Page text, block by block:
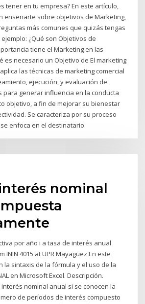
tener en tu empresa? En este artículo,
enseñarte sobre objetivos de Marketing,
más comunes que quizás tengas
¿Qué son Objetivos de
tiene el Marketing en las
es necesario un Objetivo de El marketing
las técnicas de marketing comercial
ejecución, y evaluación de
para generar influencia en la conducta
objetivo, a fin de mejorar su bienestar
Se caracteriza por su proceso
enfoca en el destinatario.
nominal
por año i a tasa de interés anual
ININ 4015 at UPR Mayagüez En este
la sintaxis de la fórmula y el uso de la
en Microsoft Excel. Descripción.
nominal anual si se conocen la
de períodos de interés compuesto